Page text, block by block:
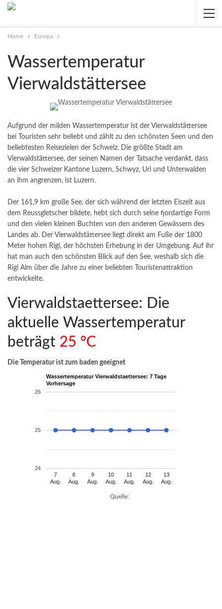
Home Europa
Wassertemperatur
Vierwaldstättersee
Aufgrund der milden Wassertemperatur ist der Vierwaldstättersee
bei Touristen sehr beliebt und zählt zu den schönsten Seen und den
beliebtesten Reisezielen der Schweiz. Die größte Stadt am
Vierwaldstättersee, der seinen Namen der Tatsache verdankt, dass
die vier Schweizer Kantone Luzern, Schwyz, Uri und Unterwalden
an ihm angrenzen, ist Luzern.
Der 161,9 km große See, der sich während der letzten Eiszeit aus
dem Reussgletscher bildete, hebt sich durch seine fjordartige Form
und den vielen kleinen Buchten von den anderen Gewässern des
Landes ab. Der Vierwaldstättersee liegt direkt am Fuße der 1800
Meter hohen Rigi, der höchsten Erhebung in der Umgebung. Auf ihr
hat man auch den schönsten Blick auf den See, weshalb sich die
Rigi Alm über die Jahre zu einer beliebten Touristenattraktion
entwickelte.
Vierwaldstaettersee: Die
aktuelle Wassertemperatur
beträgt 25 °C
Die Temperatur ist zum baden geeignet
Wassertemperatur Vierwaldstaettersee: 7 Tage
Vorhersage
7
Aug.
8
Aug.
9
Aug.
10
Aug.
11
Aug.
12
Aug.
13
Aug.
24
25
26
Quelle: